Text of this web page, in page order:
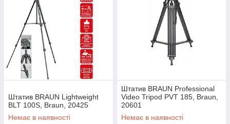
Штатив BRAUN Lightweight
BLT 100S, Braun, 20425
Немає в наявності
Штатив BRAUN Professional
Video Tripod PVT 185, Braun,
20601
Немає в наявності